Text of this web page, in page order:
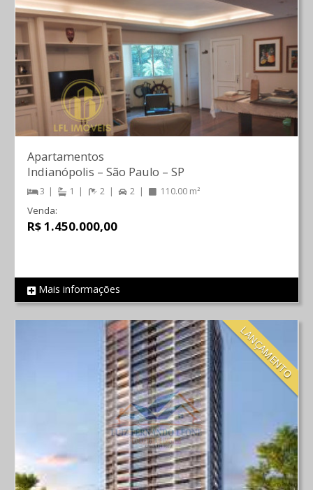
REF 724
Apartamentos
Indianópolis – São Paulo – SP
3 1 2 2 110.00 m²
Venda:
R$ 1.450.000,00
Mais informações
LANÇAMENTO